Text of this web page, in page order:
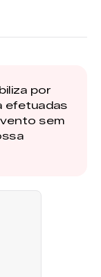
por
efetuadas
sem